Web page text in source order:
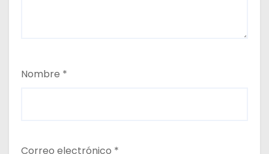
Nombre *
Correo electrónico *